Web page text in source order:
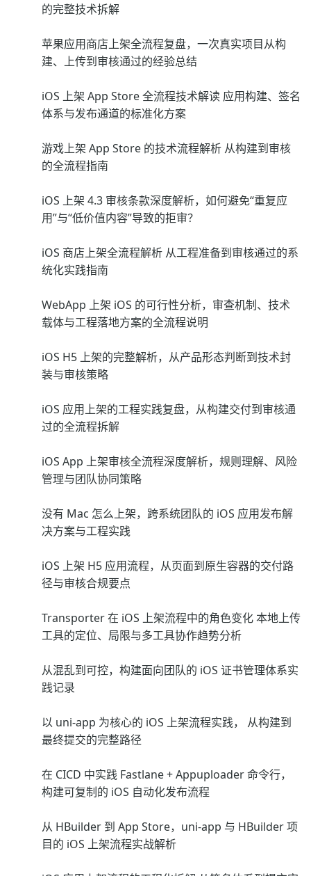
的完整技术拆解
苹果应用商店上架全流程复盘，一次真实项目从构
建、上传到审核通过的经验总结
iOS 上架 App Store 全流程技术解读 应用构建、签名
体系与发布通道的标准化方案
游戏上架 App Store 的技术流程解析 从构建到审核
的全流程指南
iOS 上架 4.3 审核条款深度解析，如何避免“重复应
用”与“低价值内容”导致的拒审？
iOS 商店上架全流程解析 从工程准备到审核通过的系
统化实践指南
WebApp 上架 iOS 的可行性分析，审查机制、技术
载体与工程落地方案的全流程说明
iOS H5 上架的完整解析，从产品形态判断到技术封
装与审核策略
iOS 应用上架的工程实践复盘，从构建交付到审核通
过的全流程拆解
iOS App 上架审核全流程深度解析，规则理解、风险
管理与团队协同策略
没有 Mac 怎么上架，跨系统团队的 iOS 应用发布解
决方案与工程实践
iOS 上架 H5 应用流程，从页面到原生容器的交付路
径与审核合规要点
Transporter 在 iOS 上架流程中的角色变化 本地上传
工具的定位、局限与多工具协作趋势分析
从混乱到可控，构建面向团队的 iOS 证书管理体系实
践记录
以 uni-app 为核心的 iOS 上架流程实践， 从构建到
最终提交的完整路径
在 CICD 中实践 Fastlane + Appuploader 命令行，
构建可复制的 iOS 自动化发布流程
从 HBuilder 到 App Store，uni-app 与 HBuilder 项
目的 iOS 上架流程实战解析